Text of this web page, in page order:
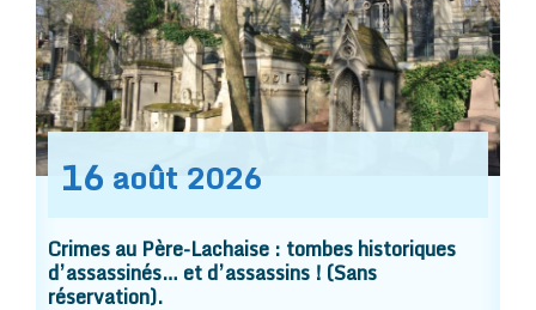
16 août 2026
Crimes au Père-Lachaise : tombes historiques
d’assassinés… et d’assassins ! (Sans
réservation).